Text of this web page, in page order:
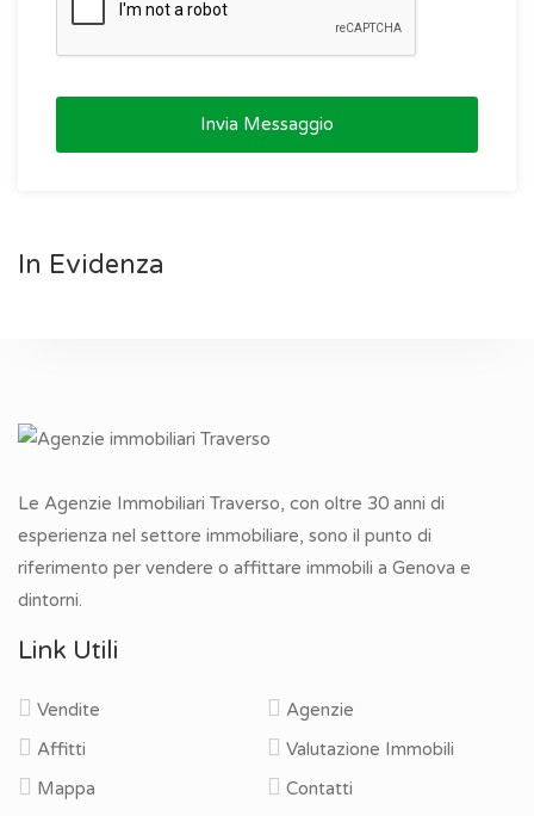
Invia Messaggio
In Evidenza
Le Agenzie Immobiliari Traverso, con oltre 30 anni di
esperienza nel settore immobiliare, sono il punto di
riferimento per vendere o affittare immobili a Genova e
dintorni.
Link Utili
Vendite
Affitti
Mappa
Agenzie
Valutazione Immobili
Contatti